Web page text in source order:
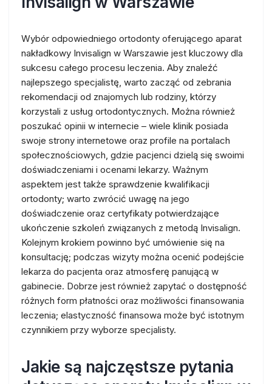
Wybór odpowiedniego ortodonty oferującego aparat
nakładkowy Invisalign w Warszawie jest kluczowy dla
sukcesu całego procesu leczenia. Aby znaleźć
najlepszego specjalistę, warto zacząć od zebrania
rekomendacji od znajomych lub rodziny, którzy
korzystali z usług ortodontycznych. Można również
poszukać opinii w internecie – wiele klinik posiada
swoje strony internetowe oraz profile na portalach
społecznościowych, gdzie pacjenci dzielą się swoimi
doświadczeniami i ocenami lekarzy. Ważnym
aspektem jest także sprawdzenie kwalifikacji
ortodonty; warto zwrócić uwagę na jego
doświadczenie oraz certyfikaty potwierdzające
ukończenie szkoleń związanych z metodą Invisalign.
Kolejnym krokiem powinno być umówienie się na
konsultację; podczas wizyty można ocenić podejście
lekarza do pacjenta oraz atmosferę panującą w
gabinecie. Dobrze jest również zapytać o dostępność
różnych form płatności oraz możliwości finansowania
leczenia; elastyczność finansowa może być istotnym
czynnikiem przy wyborze specjalisty.
Jakie są najczęstsze pytania